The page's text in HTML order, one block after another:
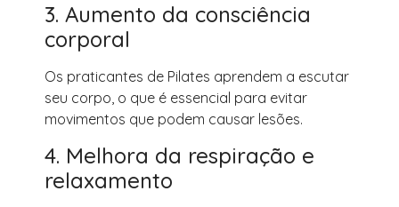
3. Aumento da consciência
corporal
Os praticantes de Pilates aprendem a escutar
seu corpo, o que é essencial para evitar
movimentos que podem causar lesões.
4. Melhora da respiração e
relaxamento